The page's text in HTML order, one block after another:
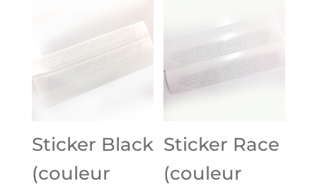
Sticker Black
(couleur
Sticker Race
(couleur